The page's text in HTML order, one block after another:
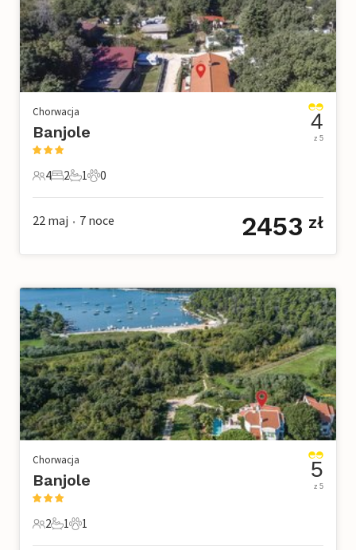
Chorwacja
Banjole
4 Goście
4
2 Sypialnie
2
1 Łazienka
1
0 Zwierzęta domowe
0
4
z 5
22 maj • 7 noce 2453 zł
Chorwacja
Banjole
2 Goście
2
1 Łazienka
1
1 Zwierzę domowe
1
5
z 5